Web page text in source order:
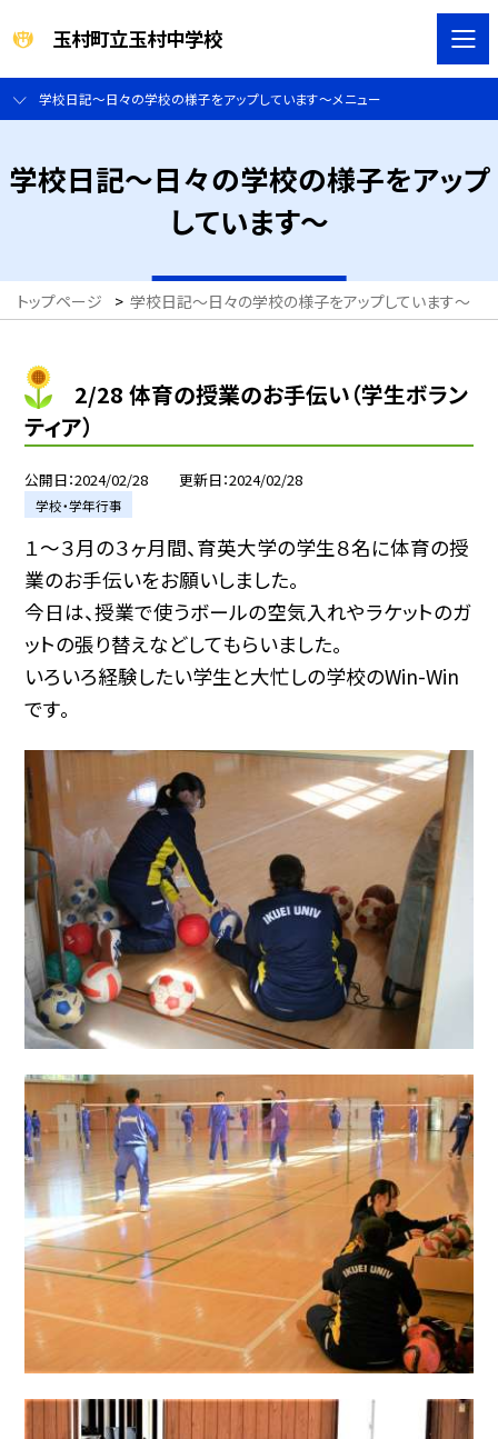
玉村町立玉村中学校
学校日記～日々の学校の様子をアップしています～メニュー
学校日記～日々の学校の様子をアップ
しています～
トップページ > 学校日記～日々の学校の様子をアップしています～
2/28 体育の授業のお手伝い（学生ボラン
ティア）
公開日 2024/02/28 更新日 2024/02/28
学校・学年行事
１〜３月の３ヶ月間、育英大学の学生８名に体育の授
業のお手伝いをお願いしました。
今日は、授業で使うボールの空気入れやラケットのガ
ットの張り替えなどしてもらいました。
いろいろ経験したい学生と大忙しの学校のWin-Win
です。